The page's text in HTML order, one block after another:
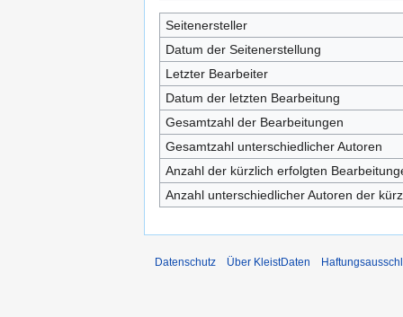
Seitenersteller
Datum der Seitenerstellung
Letzter Bearbeiter
Datum der letzten Bearbeitung
Gesamtzahl der Bearbeitungen
Gesamtzahl unterschiedlicher Autoren
Anzahl der kürzlich erfolgten
Anzahl unterschiedlicher Autoren der
Datenschutz Über KleistDaten